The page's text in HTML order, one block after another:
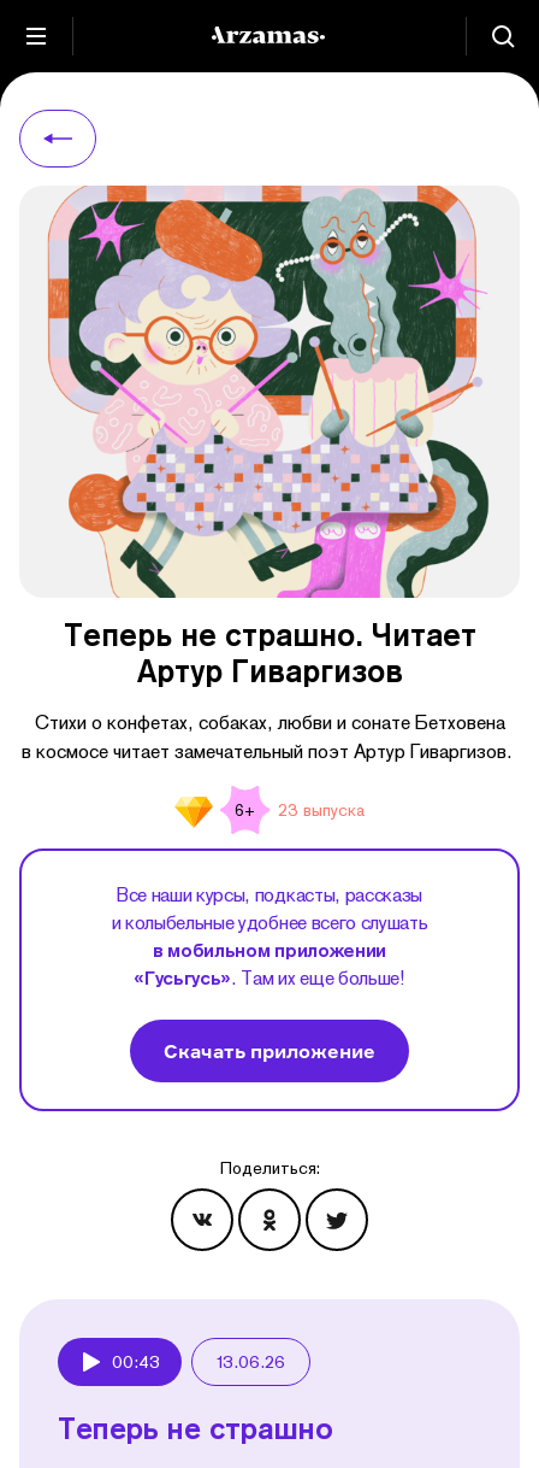
Теперь не страшно. Читает
Артур Гиваргизов
Стихи о конфетах, собаках, любви и сонате Бетховена
в космосе читает замечательный поэт Артур Гиваргизов.
6+ 23 выпуска
Все наши курсы, подкасты, рассказы
и колыбельные удобнее всего слушать
в мобильном приложении
«Гусьгусь». Там их еще больше!
Скачать приложение
Поделиться:
00:43 13.06.26
Теперь не страшно